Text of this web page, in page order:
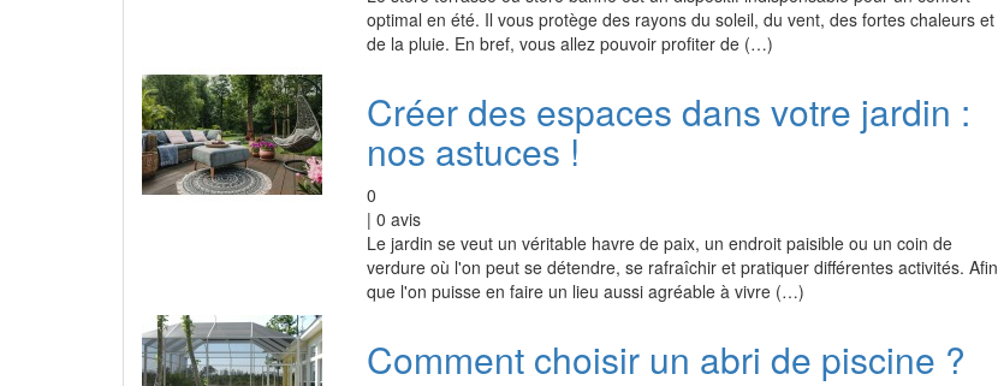
optimal en été. Il vous protège des rayons du soleil, du vent, des fortes chaleurs et
de la pluie. En bref, vous allez pouvoir profiter de (…)
Créer des espaces dans votre jardin :
nos astuces !
0
| 0 avis
Le jardin se veut un véritable havre de paix, un endroit paisible ou un coin de
verdure où l'on peut se détendre, se rafraîchir et pratiquer différentes activités. Afin
que l'on puisse en faire un lieu aussi agréable à vivre (…)
Comment choisir un abri de piscine ?